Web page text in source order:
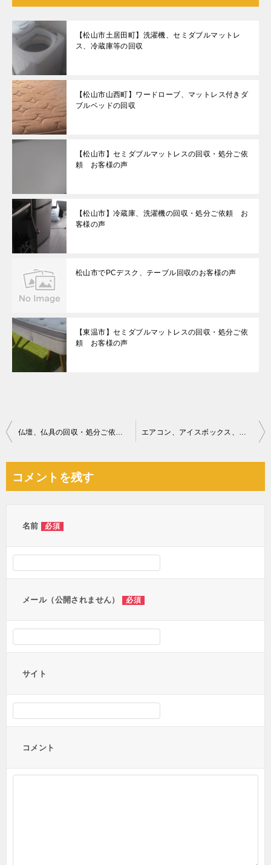
【松山市土居田町】洗濯機、セミダブルマットレ
ス、冷蔵庫等の回収
【松山市山西町】ワードローブ、マットレス付きダ
ブルベッドの回収
【松山市】セミダブルマットレスの回収・処分ご依
頼 お客様の声
【松山市】冷蔵庫、洗濯機の回収・処分ご依頼 お
客様の声
松山市でPCデスク、テーブル回収のお客様の声
【東温市】セミダブルマットレスの回収・処分ご依
頼 お客様の声
投
ビ
仏壇、仏具の回収・処分ご依頼 お客様の声 エアコン、アイスボックス、お風呂の椅子、タンス、布団等の回収
コメントを残す
名前 必須
メール（公開されません） 必須
サイト
コメント